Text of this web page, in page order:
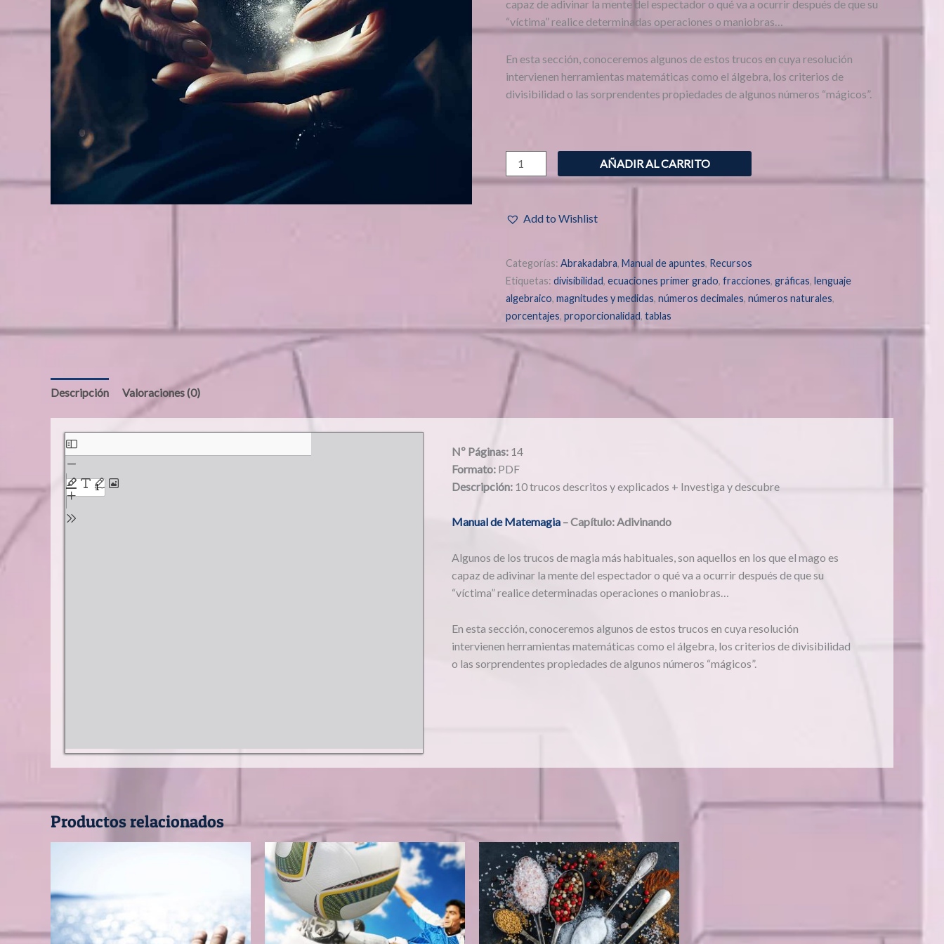
capaz de adivinar la mente del espectador o qué va a ocurrir después de que su
“víctima” realice determinadas operaciones o maniobras…
En esta sección, conoceremos algunos de estos trucos en cuya resolución
intervienen herramientas matemáticas como el álgebra, los criterios de
divisibilidad o las sorprendentes propiedades de algunos números “mágicos”.
AÑADIR AL CARRITO
Add to Wishlist
Categorías: Abrakadabra, Manual de apuntes, Recursos
Etiquetas: divisibilidad, ecuaciones primer grado, fracciones, gráficas, lenguaje
algebraico, magnitudes y medidas, números decimales, números naturales,
porcentajes, proporcionalidad, tablas
Descripción Valoraciones (0)
Saltar
al
contenido
del
PDF
Nº Páginas: 14
Formato: PDF
Descripción: 10 trucos descritos y explicados + Investiga y descubre
Manual de Matemagia – Capítulo: Adivinando
Algunos de los trucos de magia más habituales, son aquellos en los que el mago es
capaz de adivinar la mente del espectador o qué va a ocurrir después de que su
“víctima” realice determinadas operaciones o maniobras…
En esta sección, conoceremos algunos de estos trucos en cuya resolución
intervienen herramientas matemáticas como el álgebra, los criterios de divisibilidad
o las sorprendentes propiedades de algunos números “mágicos”.
Productos relacionados